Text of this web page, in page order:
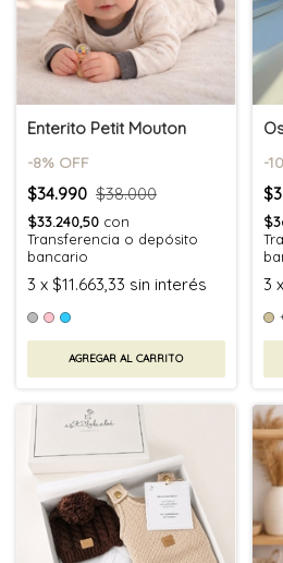
Enterito Petit Mouton
-8% OFF
$34.990 $38.000
$33.240,50 con
Transferencia o depósito
bancario
3 x $11.663,33 sin interés
AGREGAR AL CARRITO
-10
3 x